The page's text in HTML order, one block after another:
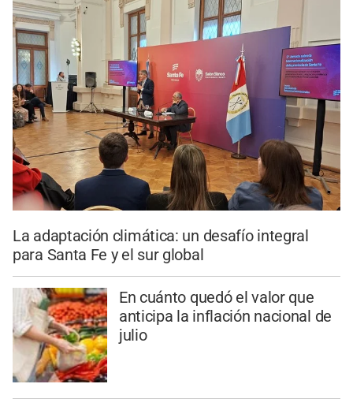
La adaptación climática: un desafío integral
para Santa Fe y el sur global
En cuánto quedó el valor que
anticipa la inflación nacional de
julio